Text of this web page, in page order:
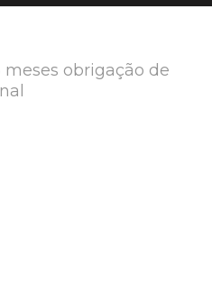
meses obrigação de